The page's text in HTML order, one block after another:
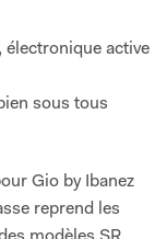
électronique active
sous tous
Gio by Ibanez
reprend les